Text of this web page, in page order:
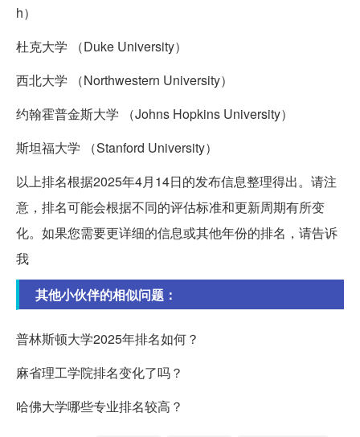
h）
杜克大学 （Duke University）
西北大学 （Northwestern University）
约翰霍普金斯大学 （Johns Hopkins University）
斯坦福大学 （Stanford University）
以上排名根据2025年4月14日的发布信息整理得出。请注
意，排名可能会根据不同的评估标准和更新周期有所变
化。如果您需要更详细的信息或其他年份的排名，请告诉
我
其他小伙伴的相似问题：
普林斯顿大学2025年排名如何？
麻省理工学院排名变化了吗？
哈佛大学哪些专业排名较高？